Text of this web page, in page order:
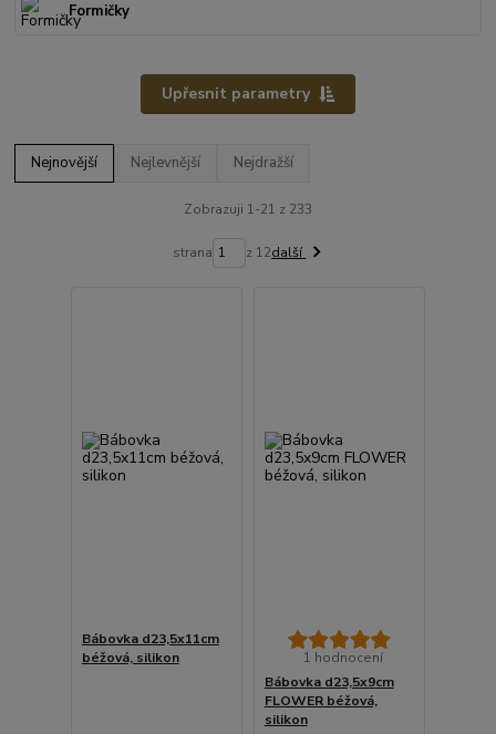
Formičky
Upřesnit parametry
Nejnovější Nejlevnější Nejdražší
Zobrazuji 1-21 z 233
strana z 12další
Bábovka d23,5x11cm
béžová, silikon
1 hodnocení
Bábovka d23,5x9cm
FLOWER béžová,
silikon